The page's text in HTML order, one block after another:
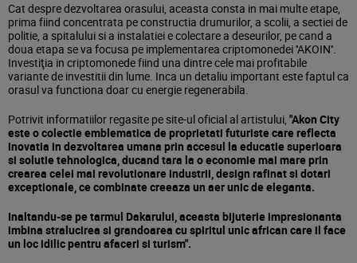
Cat despre dezvoltarea orasului, aceasta consta in mai multe etape,
prima fiind concentrata pe constructia drumurilor, a scolii, a sectiei de
politie, a spitalului si a instalatiei e colectare a deseurilor, pe cand a
doua etapa se va focusa pe implementarea criptomonedei ''AKOIN''.
Investiţia in criptomonede fiind una dintre cele mai profitabile
variante de investitii din lume. Inca un detaliu important este faptul ca
orasul va functiona doar cu energie regenerabila.
Potrivit informatiilor regasite pe site-ul oficial al artistului, "Akon City
este o colectie emblematica de proprietati futuriste care reflecta
inovatia in dezvoltarea umana prin accesul la educatie superioara
si solutie tehnologica, ducand tara la o economie mai mare prin
crearea celei mai revolutionare industrii, design rafinat si dotari
exceptionale, ce combinate creeaza un aer unic de eleganta.
Inaltandu-se pe tarmul Dakarului, aceasta bijuterie impresionanta
imbina stralucirea si grandoarea cu spiritul unic african care il face
un loc idilic pentru afaceri si turism".